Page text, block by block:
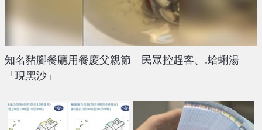
知名豬腳餐廳用餐慶父親節 民眾控趕客、.蛤蜊湯
「現黑沙」